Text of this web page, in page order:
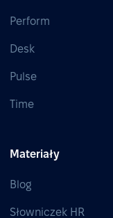
Perform
Desk
Pulse
Time
Materiały
Blog
Słowniczek HR